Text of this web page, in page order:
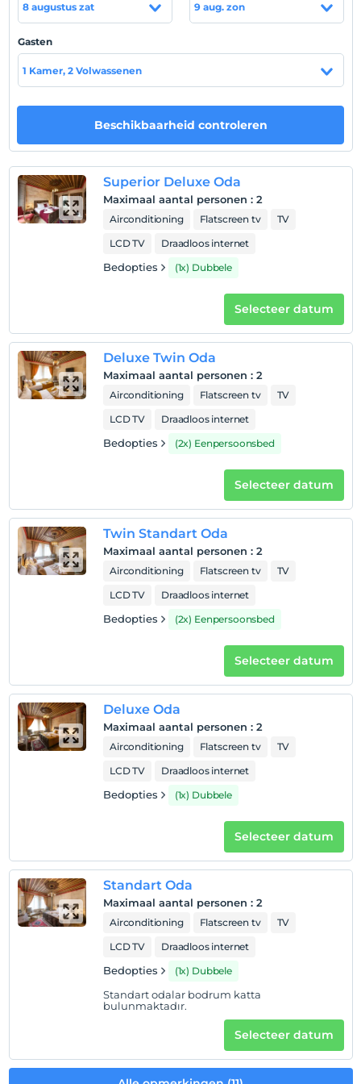
Locatie
Göreme şehir merkezinde yer alan tesis, Göreme Otobüs
Terminali'ne 50 m mesafede konumlanıyor. Tesis ayrıca
market, eczane, hastane, restoran gibi ihtiyaç
duyabileceğin pek çok yere yürüme mesafesinde
konumlanıyor.
Toon op kaart
Hotelvoorwaarden
Voor 11:00
huisdier
Huisdieren niet toegestaan
rookvrije kamers
Baby's jonger dan 2 worden niet in rekening gebracht
1 kind(eren) tot de leeftijd van 6 per kamer
wordt/worden niet in rekening gebracht
8 augustus zat 9 aug. zon
Gasten
1 Kamer, 2 Volwassenen
Beschikbaarheid controleren
Superior Deluxe Oda
Maximaal aantal personen : 2
Airconditioning Flatscreen tv
TV
LCD TV
Draadloos internet
Bedopties (1x) Dubbele
Selecteer datum
Deluxe Twin Oda
Maximaal aantal personen : 2
Airconditioning Flatscreen tv
TV
LCD TV
Draadloos internet
Bedopties (2x) Eenpersoonsbed
Selecteer datum
Twin Standart Oda
Maximaal aantal personen : 2
Airconditioning Flatscreen tv
TV
LCD TV
Draadloos internet
Bedopties (2x) Eenpersoonsbed
Selecteer datum
Deluxe Oda
Maximaal aantal personen : 2
Airconditioning Flatscreen tv
TV
LCD TV
Draadloos internet
Bedopties (1x) Dubbele
Selecteer datum
Standart Oda
Maximaal aantal personen : 2
Airconditioning Flatscreen tv
TV
LCD TV
Draadloos internet
Bedopties (1x) Dubbele
Standart odalar bodrum katta
bulunmaktadır.
Selecteer datum